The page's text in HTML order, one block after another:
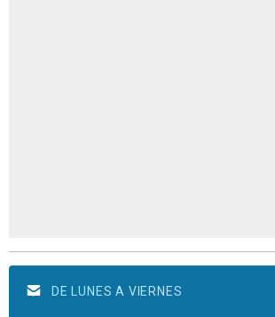
DE LUNES A VIERNES